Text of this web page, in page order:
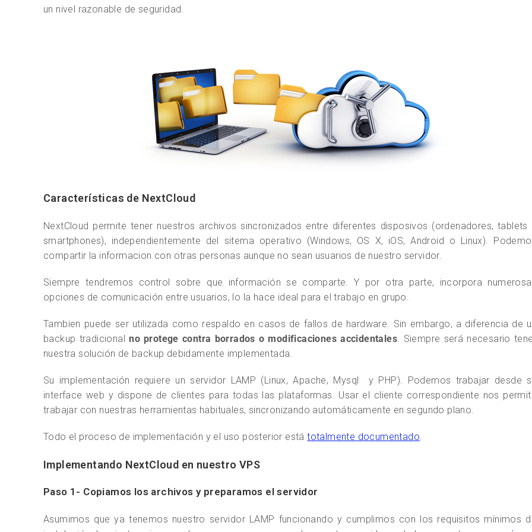
un nivel razonable de seguridad.
Características de NextCloud
NextCloud permite tener nuestros archivos sincronizados entre diferentes disposivos (ordenadores, tablets
smartphones), independientemente del sitema operativo (Windows, OS X, iOS, Android o Linux).
compartir la informacion con otras personas aunque no sean usuarios de nuestro servidor.
Siempre tendremos control sobre que información se comparte. Y por otra parte, incorpora
opciones de comunicación entre usuarios, lo la hace ideal para el trabajo en grupo.
Tambien puede ser utilizada como respaldo en casos de fallos de hardware. Sin embargo, a diferencia de
backup tradicionalno protege contra borrados o modificaciones accidentales. Siempre será necesario
nuestra solución de backup debidamente implementada.
Su implementación requiere un servidor LAMP (Linux, Apache, Mysql y PHP). Podemos trabajar desde
interface web y dispone de clientes para todas las plataformas. Usar el cliente correspondiente nos
trabajar con nuestras herramientas habituales, sincronizando automáticamente en segundo plano.
Todo el proceso de implementación y el uso posterior estátotalmente documentado.
Implementando NextCloud en nuestro VPS
Paso 1- Copiamos los archivos y preparamos el servidor
Asumimos que ya tenemos nuestro servidor LAMP funcionando y cumplimos con los requisitos mínimos